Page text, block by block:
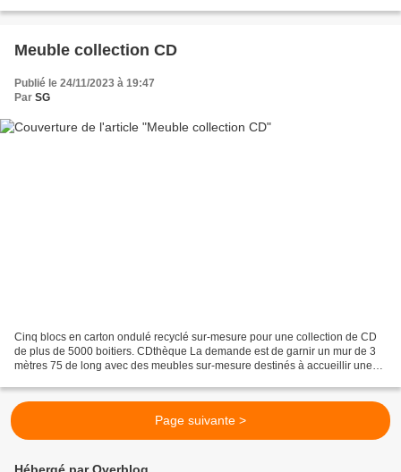
Meuble collection CD
Publié le 24/11/2023 à 19:47
Par SG
Cinq blocs en carton ondulé recyclé sur-mesure pour une collection de CD
de plus de 5000 boitiers. CDthèque La demande est de garnir un mur de 3
mètres 75 de long avec des meubles sur-mesure destinés à accueillir une
Page suivante >